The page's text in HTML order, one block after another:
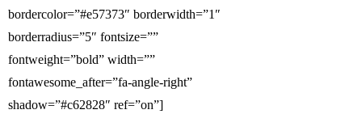
bordercolor=”#e57373″ borderwidth=”1″
borderradius=”5″ fontsize=””
fontweight=”bold” width=””
fontawesome_after=”fa-angle-right”
shadow=”#c62828″ ref=”on”]